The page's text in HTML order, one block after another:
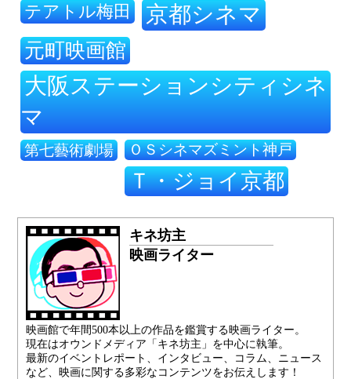
テアトル梅田 京都シネマ
元町映画館
大阪ステーションシティシネ
マ
第七藝術劇場 ＯＳシネマズミント神戸
Ｔ・ジョイ京都
キネ坊主
映画ライター
映画館で年間500本以上の作品を鑑賞する映画ライター。
現在はオウンドメディア「キネ坊主」を中心に執筆。
最新のイベントレポート、インタビュー、コラム、ニュース
など、映画に関する多彩なコンテンツをお伝えします！